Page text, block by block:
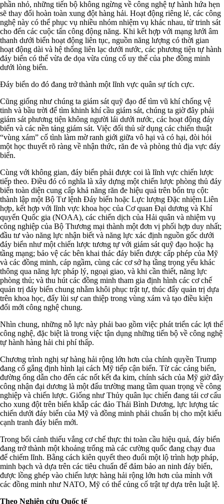
phần nhỏ, những tiến bộ không ngừng về công nghệ tự hành hứa hẹn
sẽ thay đổi hoàn toàn xung đột hàng hải. Hoạt động riêng lẻ, các công
nghệ này có thể phục vụ nhiều nhóm nhiệm vụ khác nhau, từ trinh sát
cho đến các cuộc tấn công động năng. Khi kết hợp với mạng lưới âm
thanh dưới biển hoạt động liên tục, nguồn năng lượng có thời gian
hoạt động dài và hệ thống liên lạc dưới nước, các phương tiện tự hành
đáy biển có thể vừa đe dọa vừa củng cố uy thế của phe đồng minh
dưới lòng biển.
Đáy biển do đó đang trở thành một lĩnh vực quân sự tích cực.
Cũng giống như chúng ta giám sát quỹ đạo để tìm vũ khí chống vệ
tinh và bầu trời để tìm khinh khí cầu giám sát, chúng ta giờ đây phải
giám sát phương tiện không người lái dưới nước, các hoạt động đáy
biển và các nền tảng giám sát. Việc đối thủ sử dụng các chiến thuật
“vùng xám” cố tình làm mờ ranh giới giữa vô hại và có hại, đòi hỏi
một học thuyết rõ ràng về nhận thức, răn đe và phòng thủ địa vực đáy
biển.
Cùng với không gian, đáy biển phải được coi là lĩnh vực chiến lược
tiếp theo. Điều đó có nghĩa là xây dựng một chiến lược phòng thủ đáy
biển toàn diện cung cấp khả năng răn đe hiệu quả trên bốn trụ cột:
thành lập một Bộ Tư lệnh Đáy biển hoặc Lực lượng Đặc nhiệm Liên
hợp, kết hợp với lĩnh vực khoa học của Cơ quan Đại dương và Khí
quyển Quốc gia (NOAA), các chiến dịch của Hải quân và nhiệm vụ
công nghiệp của Bộ Thương mại thành một đơn vị phối hợp duy nhất;
đầu tư vào năng lực nhận biết và năng lực xác định nguồn gốc dưới
đáy biển như một chiến lược tương tự với giám sát quỹ đạo hoặc hạ
tầng mạng; bảo vệ các bên khai thác đáy biển được cấp phép của Mỹ
và các đồng minh, cáp ngầm, cùng các cơ sở hạ tầng trọng yếu khác
thông qua năng lực pháp lý, ngoại giao, và khi cần thiết, năng lực
phòng thủ; và thu hút các đồng minh tham gia định hình các cơ chế
quản trị đáy biển chung nhằm khôi phục trật tự, thúc đẩy quản trị dựa
trên khoa học, đẩy lùi sự can thiệp trong vùng xám và tạo điều kiện
đổi mới công nghệ chung.
Nhìn chung, những nỗ lực này phải bao gồm việc phát triển các lợi thế
công nghệ, đặc biệt là trong việc tận dụng những tiến bộ về công nghệ
tự hành hàng hải chi phí thấp.
Chương trình nghị sự hàng hải rộng lớn hơn của chính quyền Trump
đang cố gắng định hình lại cách Mỹ tiếp cận biển. Từ các cảng biển,
đường ống dẫn cho đến các nốt kết đa kim, chính sách của Mỹ giờ đây
công nhận đại dương là một đấu trường mang tầm quan trọng về công
nghiệp và chiến lược. Giống như Thủy quân lục chiến đang tái cơ cấu
cho xung đột trên biển khắp các đảo Thái Bình Dương, lực lượng tác
chiến dưới đáy biển của Mỹ và đồng minh phải chuẩn bị cho một kiểu
cạnh tranh đáy biển mới.
Trong bối cảnh thiếu vắng cơ chế thực thi toàn cầu hiệu quả, đáy biển
đang trở thành một khoảng trống mà các cường quốc đang chạy đua
để chiếm lĩnh. Bằng cách kiên quyết theo đuổi một lộ trình hợp pháp,
minh bạch và dựa trên các tiêu chuẩn để đảm bảo an ninh đáy biển,
được lồng ghép vào chiến lược hàng hải rộng lớn hơn của mình với
các đồng minh như NATO, Mỹ có thể củng cố trật tự dựa trên luật lệ.
Theo Nghiên cứu Quốc tế